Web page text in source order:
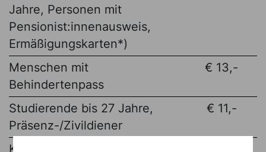
Jahre, Personen mit
Pensionist:innenausweis,
Ermäßigungskarten*)
Menschen mit
Behindertenpass
€ 13,-
Studierende bis 27 Jahre,
Präsenz-/Zivildiener
€ 11,-
Kinder/Jugendliche bis 19